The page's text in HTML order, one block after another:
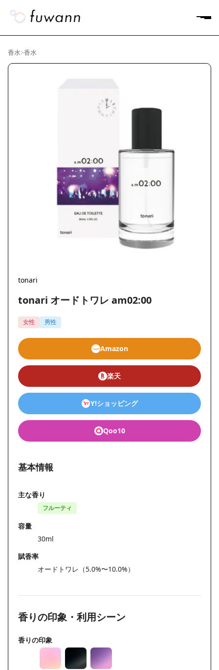
香水>香水
tonari
tonari オードトワレ am02:00
女性 男性
Amazon
楽天
Y!ショッピング
Qoo10
基本情報
主な香り
フルーティ
容量
30ml
賦香率
オードトワレ（5.0%〜10.0%）
香りの印象・利用シーン
香りの印象